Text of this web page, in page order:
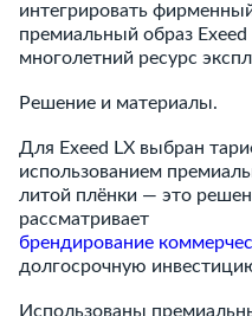
интегрировать
премиальный образ Exeed
многолетний ресурс
Решение и материалы.
Для Exeed LX выбран
использованием
литой плёнки — это
рассматривает
брендирование
долгосрочную
Использованы